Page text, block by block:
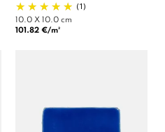
(1)
10.0 X 10.0 cm
101.82 €/m²